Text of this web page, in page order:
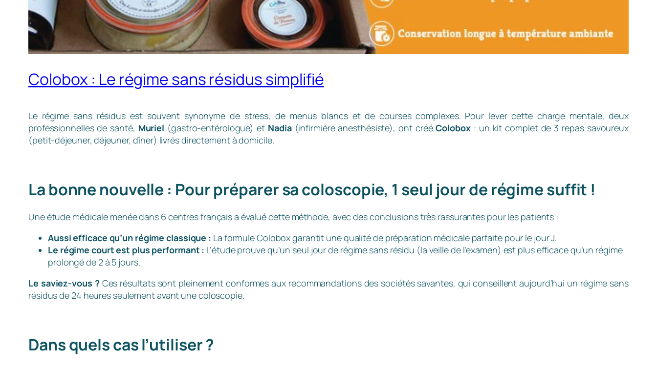
Colobox : Le régime sans résidus simplifié
Le régime sans résidus est souvent synonyme de stress, de menus blancs et de courses complexes. Pour lever cette charge mentale, deux
professionnelles de santé, Muriel (gastro-entérologue) et Nadia(infirmière anesthésiste), ont crééColobox: un kit complet de 3 repas savoureux
(petit-déjeuner, déjeuner, dîner) livrés directement à domicile.
La bonne nouvelle : Pour préparer sa coloscopie, 1 seul jour de régime suffit !
Une étude médicale menée dans 6 centres français a évalué cette méthode, avec des conclusions très rassurantes pour les patients :
Aussi efficace qu’un régime classique : La formule Colobox garantit une qualité de préparation médicale parfaite pour le jour J.
Le régime court est plus performant : L’étude prouve qu’un seul jour de régime sans résidu (la veille de l’examen) est plus efficace qu’un régime
prolongé de 2 à 5 jours.
Le saviez-vous ? Ces résultats sont pleinement conformes aux recommandations des sociétés savantes, qui conseillent aujourd’hui un régime sans
résidus de 24 heures seulement avant une coloscopie.
Dans quels cas l’utiliser ?